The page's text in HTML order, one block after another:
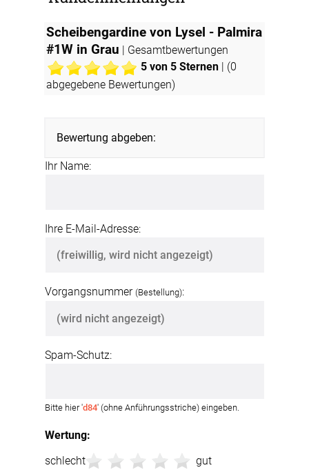
Scheibengardine von Lysel - Palmira
#1W in Grau | Gesamtbewertungen
5 von 5 Sternen | (0
abgegebene Bewertungen)
Bewertung abgeben:
Wertung:
schlecht
gut
Ihr Name:
Ihre E-Mail-Adresse:
Vorgangsnummer (Bestellung):
Spam-Schutz:
Bitte hier 'd84' (ohne Anführungsstriche) eingeben.